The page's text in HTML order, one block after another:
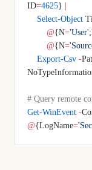
ID=4625}
    Select-Object
        @
{N='User'
        @
{N=
    Export-Csv
-
# Query remote
Get-WinEvent -
@{LogName=